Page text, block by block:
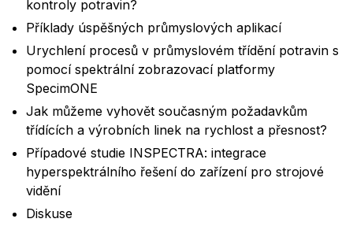
kontroly potravin?
Příklady úspěšných průmyslových aplikací
Urychlení procesů v průmyslovém třídění potravin s
pomocí spektrální zobrazovací platformy
SpecimONE
Jak můžeme vyhovět současným požadavkům
třídících a výrobních linek na rychlost a přesnost?
Případové studie INSPECTRA: integrace
hyperspektrálního řešení do zařízení pro strojové
vidění
Diskuse